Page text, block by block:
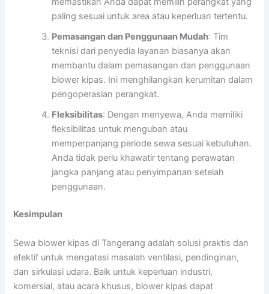
paling sesuai untuk area atau keperluan tertentu.
Pemasangan dan Penggunaan Mudah: Tim
teknisi dari penyedia layanan biasanya akan
membantu dalam pemasangan dan penggunaan
blower kipas. Ini menghilangkan kerumitan dalam
pengoperasian perangkat.
Fleksibilitas: Dengan menyewa, Anda memiliki
fleksibilitas untuk mengubah atau
memperpanjang periode sewa sesuai kebutuhan.
Anda tidak perlu khawatir tentang perawatan
jangka panjang atau penyimpanan setelah
penggunaan.
Kesimpulan
Sewa blower kipas di Tangerang adalah solusi praktis dan
efektif untuk mengatasi masalah ventilasi, pendinginan,
dan sirkulasi udara. Baik untuk keperluan industri,
komersial, atau acara khusus, blower kipas dapat